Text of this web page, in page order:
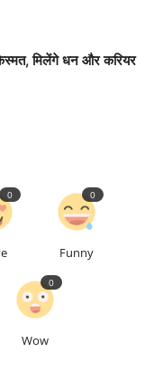
मिलेंगे धन और करियर
0
Funny
0
Wow
0